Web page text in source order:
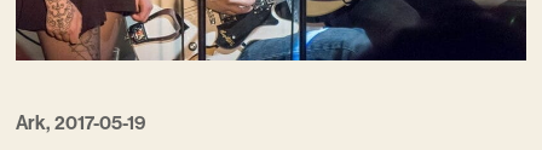
Vision
Kontakt
Ark, 2017-05-19